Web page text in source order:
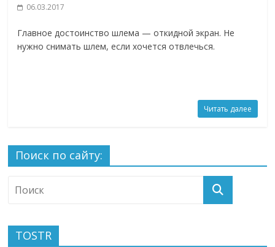
06.03.2017
Главное достоинство шлема — откидной экран. Не
нужно снимать шлем, если хочется отвлечься.
Читать далее
Поиск по сайту:
TOSTR